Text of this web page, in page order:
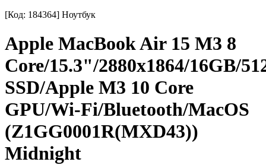
[Код: 184364] Ноутбук
Apple MacBook Air 15 M3 8
Core/15.3"/2880x1864/16GB/
SSD/Apple M3 10 Core
GPU/Wi-Fi/Bluetooth/MacOS
(Z1GG0001R(MXD43))
Midnight